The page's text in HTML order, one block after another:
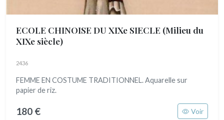
ECOLE CHINOISE DU XIXe SIECLE (Milieu du
XIXe siècle)
2436
FEMME EN COSTUME TRADITIONNEL. Aquarelle sur
papier de riz.
180 € Voir